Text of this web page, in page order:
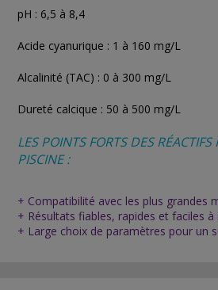
pH : 6,5 à 8,4
Acide cyanurique : 1 à 160 mg/L
Alcalinité (TAC) : 0 à 300 mg/L
Dureté calcique : 50 à 500 mg/L
LES POINTS FORTS DES
PISCINE :
+ Compatibilité avec les plus grandes
+ Résultats fiables, rapides et faciles
+ Large choix de paramètres pour un